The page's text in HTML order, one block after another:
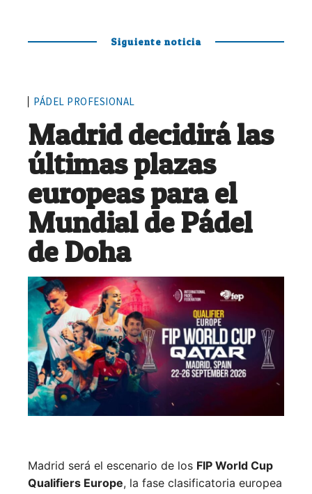
Siguiente noticia
PÁDEL PROFESIONAL
Madrid decidirá las
últimas plazas
europeas para el
Mundial de Pádel
de Doha
Madrid será el escenario de los FIP World Cup
Qualifiers Europe, la fase clasificatoria europea